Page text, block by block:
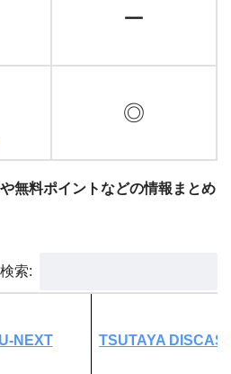
ー
◎
無料ポイントなどの情報まとめ
検索:
U-NEXT TSUTAYA DISCAS